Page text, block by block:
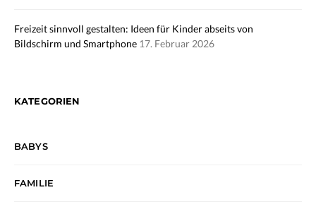
Freizeit sinnvoll gestalten: Ideen für Kinder abseits von
Bildschirm und Smartphone 17. Februar 2026
KATEGORIEN
BABYS
FAMILIE